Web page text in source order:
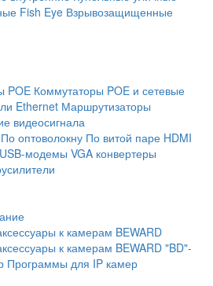
Fish Eye Взрывозащищенные
POE Коммутаторы POE и сетевые
Ethernet Маршрутизаторы
видеосигнала
По оптоволокну По витой паре HDMI
USB-модемы VGA конвертеры
к камерам BEWARD
к камерам BEWARD "BD"-
Программы для IP камер